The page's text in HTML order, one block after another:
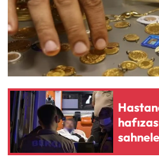
olay
Yemek Tarifleri
Yerel Haberler